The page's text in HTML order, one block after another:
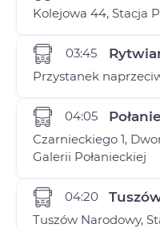
Kolejowa 44, Stacja
03:45
Przystanek
04:05
Czarnieckiego 1,
Galerii Połanieckiej
04:20
Tuszów Narodowy,